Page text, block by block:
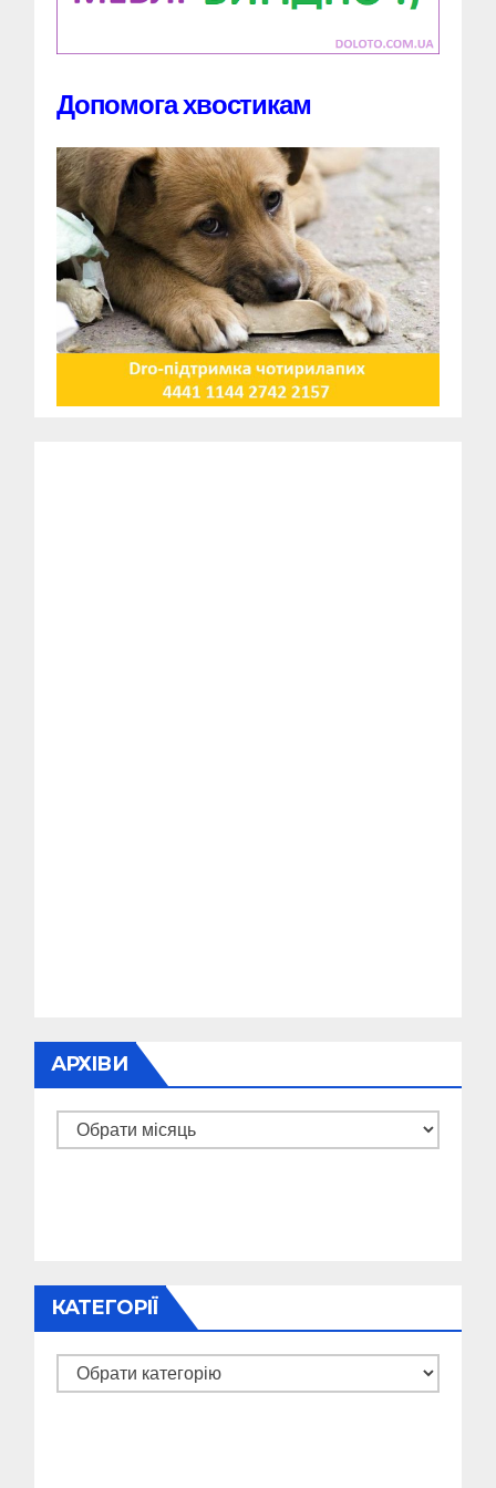
Допомога хвостикам
АРХІВИ
Архіви
КАТЕГОРІЇ
Категорії